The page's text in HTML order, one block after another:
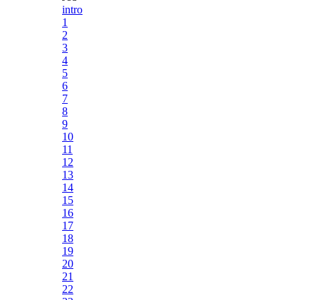
intro
1
2
3
4
5
6
7
8
9
10
11
12
13
14
15
16
17
18
19
20
21
22